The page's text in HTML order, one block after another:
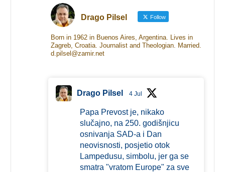
Drago Pilsel Follow
Born in 1962 in Buenos Aires, Argentina. Lives in
Zagreb, Croatia. Journalist and Theologian. Married.
d.pilsel@zamir.net
Drago Pilsel 4 Jul
Papa Prevost je, nikako
slučajno, na 250. godišnjicu
osnivanja SAD-a i Dan
neovisnosti, posjetio otok
Lampedusu, simbolu, jer ga se
smatra "vratom Europe" za sve